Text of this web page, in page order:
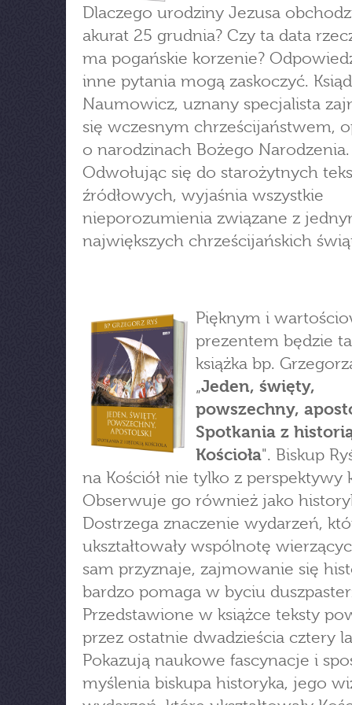
Dlaczego urodziny Jezusa
akurat 25 grudnia? Czy ta data
ma pogańskie korzenie?
inne pytania mogą zaskoczyć.
Naumowicz, uznany specjalista
się wczesnym chrześcijaństwem,
o narodzinach Bożego Narodzenia.
Odwołując się do starożytnych
źródłowych, wyjaśnia wszystkie
nieporozumienia związane z
największych chrześcijańskich
Pięknym i
prezentem będzie
książka bp.
„Jeden, święty,
powszechny,
Spotkania z
Kościoła". Biskup
na Kościół nie tylko z perspektywy
Obserwuje go również jako
Dostrzega znaczenie wydarzeń,
ukształtowały wspólnotę
sam przyznaje, zajmowanie się
bardzo pomaga w byciu
Przedstawione w książce teksty
przez ostatnie dwadzieścia cztery
Pokazują naukowe fascynacje i
myślenia biskupa historyka, jego